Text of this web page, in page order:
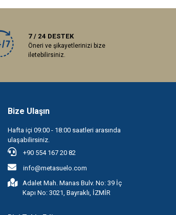
7 / 24 DESTEK
Öneri ve şikayetlerinizi bize
iletebilirsiniz.
Bize Ulaşın
Hafta içi 09:00 - 18:00 saatleri arasında
ulaşabilirsiniz.
+90 554 167 20 82
info@metasuelo.com
Adalet Mah. Manas Bulv. No: 39 İç
Kapı No: 3021, Bayraklı, İZMİR